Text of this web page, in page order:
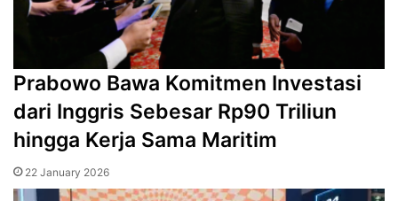
Prabowo Bawa Komitmen Investasi
dari Inggris Sebesar Rp90 Triliun
hingga Kerja Sama Maritim
22 January 2026